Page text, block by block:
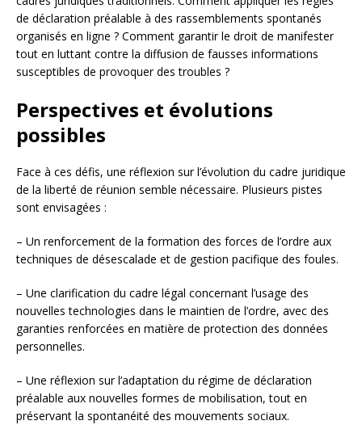
de déclaration préalable à des rassemblements spontanés
organisés en ligne ? Comment garantir le droit de manifester
tout en luttant contre la diffusion de fausses informations
susceptibles de provoquer des troubles ?
Perspectives et évolutions
possibles
Face à ces défis, une réflexion sur l’évolution du cadre juridique
de la liberté de réunion semble nécessaire. Plusieurs pistes
sont envisagées :
– Un renforcement de la formation des forces de l’ordre aux
techniques de désescalade et de gestion pacifique des foules.
– Une clarification du cadre légal concernant l’usage des
nouvelles technologies dans le maintien de l’ordre, avec des
garanties renforcées en matière de protection des données
personnelles.
– Une réflexion sur l’adaptation du régime de déclaration
préalable aux nouvelles formes de mobilisation, tout en
préservant la spontanéité des mouvements sociaux.